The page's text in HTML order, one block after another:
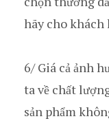
hãy cho
6/ Giá cả ảnh
ta về chất
sản phẩm